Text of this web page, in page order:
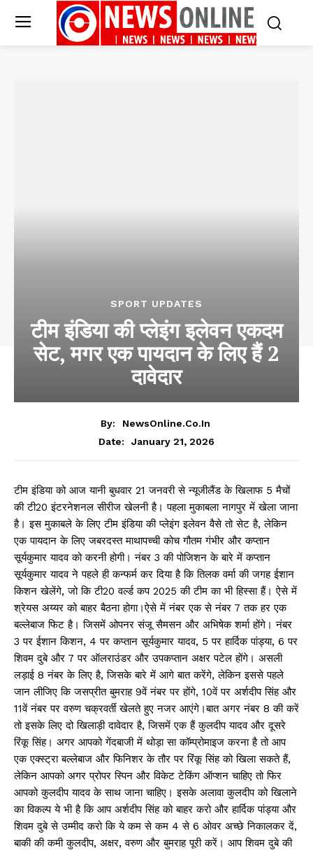
SPORT UPDATES
टीम इंडिया की प्लेइंग इलेवन एकदम
सेट, मगर एक पायदान के लिए हैं 2
दावेदार
By:
NewsOnline.co.in
Date:
January 21, 2026
टीम इंडिया को आज यानी बुधवार 21 जनवरी से न्यूजीलैंड के खिलाफ 5 मैचों
की टी20 इंटरनेशनल सीरीज खेलनी है। पहला मुकाबला नागपुर में खेला जाना
है। इस मुकाबले के लिए टीम इंडिया की प्लेइंग इलेवन वैसे तो सेट है, लेकिन
एक पायदान के लिए जबरदस्त माथापच्ची कोच गौतम गंभीर और कप्तान
सूर्यकुमार यादव को करनी होगी। नंबर 3 की पोजिशन के बारे में कप्तान
सूर्यकुमार यादव ने पहले ही कन्फर्म कर दिया है कि तिलक वर्मा की जगह ईशान
किशन खेलेंगे, जो कि टी20 वर्ल्ड कप 2025 की टीम का भी हिस्सा हैं। ऐसे में
श्रेयस अय्यर को बाहर बैठना होगा।ऐसे में नंबर एक से नंबर 7 तक हर एक
बल्लेबाज फिट है। जिसमें ओपनर संजू सैमसन और अभिषेक शर्मा होंगे। नंबर
3 पर ईशान किशन, 4 पर कप्तान सूर्यकुमार यादव, 5 पर हार्दिक पांड्या, 6 पर
शिवम दुबे और 7 पर ऑलराउंडर और उपकप्तान अक्षर पटेल होंगे। असली
लड़ाई 8 नंबर के लिए है, जिसके बारे में आगे बात करेंगे, लेकिन इससे पहले
जान लीजिए कि जसप्रीत बुमराह 9वें नंबर पर होंगे, 10वें पर अर्शदीप सिंह और
11वें नंबर पर वरुण चक्रवर्ती खेलते हुए नजर आएंगे।बात अगर नंबर 8 की करें
तो इसके लिए दो खिलाड़ी दावेदार है, जिसमें एक हैं कुलदीप यादव और दूसरे
रिंकू सिंह। अगर आपको गेंदबाजी में थोड़ा सा कॉम्प्रोमाइज करना है तो आप
एक एक्स्ट्रा बल्लेबाज और फिनिशर के तौर पर रिंकू सिंह को खिला सकते हैं,
लेकिन आपको अगर प्रोपर स्पिन और विकेट टेकिंग ऑप्शन चाहिए तो फिर
आपको कुलदीप यादव के साथ जाना चाहिए। इसके अलावा कुलदीप को खिलाने
का विकल्प ये भी है कि आप अर्शदीप सिंह को बाहर करो और हार्दिक पांड्या और
शिवम दुबे से उम्मीद करो कि ये कम से कम 4 से 6 ओवर अच्छे निकालकर दें,
बाकी की कमी कुलदीप, अक्षर, वरुण और बुमराह पूरी करें। आप शिवम दुबे की